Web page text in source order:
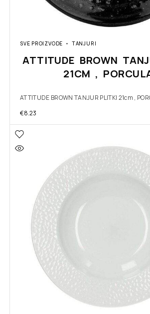
SVE PROIZVODE TANJURI
ATTITUDE BROWN
21CM ,
ATTITUDE BROWN TANJUR PLITKI 21cm ,
€8.23